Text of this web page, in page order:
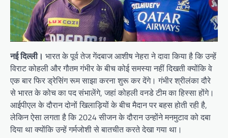
नई दिल्ली। भारत के पूर्व तेज गेंदबाज आशीष नेहरा ने दावा किया है कि उन्हें
विराट कोहली और गौतम गंभीर के बीच कोई समस्या नहीं दिखती क्योंकि वे
एक बार फिर ड्रेसिंग रूम साझा करना शुरू कर देंगे। गंभीर श्रीलंका दौरे
से भारत के कोच का पद संभालेंगे, जहां कोहली वनडे टीम का हिस्सा होंगे।
आईपीएल के दौरान दोनों खिलाड़ियों के बीच मैदान पर बहस होती रही है,
लेकिन ऐसा लगता है कि 2024 सीजन के दौरान उन्होंने मनमुटाव को दबा
दिया था क्योंकि उन्हें गर्मजोशी से बातचीत करते देखा गया था।